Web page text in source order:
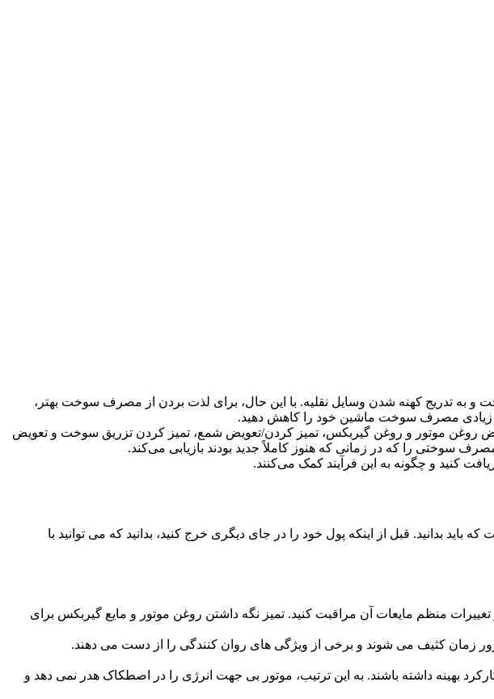
تدریج کهنه شدن وسایل نقلیه. با این حال، برای لذت بردن از مصرف سوخت بهتر،
حد زیادی مصرف سوخت ماشین خود را کاهش دهید.
روغن موتور و روغن گیربکس، تمیز کردن/تعویض شمع، تمیز کردن تزریق سوخت و تعویض
سوختی را که در زمانی که هنوز کاملاً جدید بودند بازیابی می‌کند.
کنید و چگونه به این فرآیند کمک می‌کنند.
بدانید. قبل از اینکه پول خود را در جای دیگری خرج کنید، بدانید که می توانید با
منظم مایعات آن مراقبت کنید. تمیز نگه داشتن روغن موتور و مایع گیربکس برای
زمان کثیف می شوند و برخی از ویژگی های روان کنندگی را از دست می دهند.
بهینه داشته باشند. به این ترتیب، موتور بی جهت انرژی را در اصطکاک هدر نمی دهد و